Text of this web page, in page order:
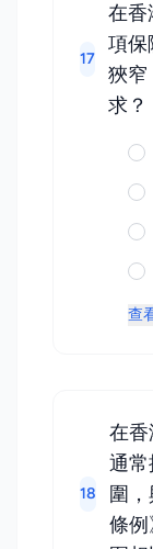
17
在香
項保
狹窄
求？
查
18
在香
通
圍
條